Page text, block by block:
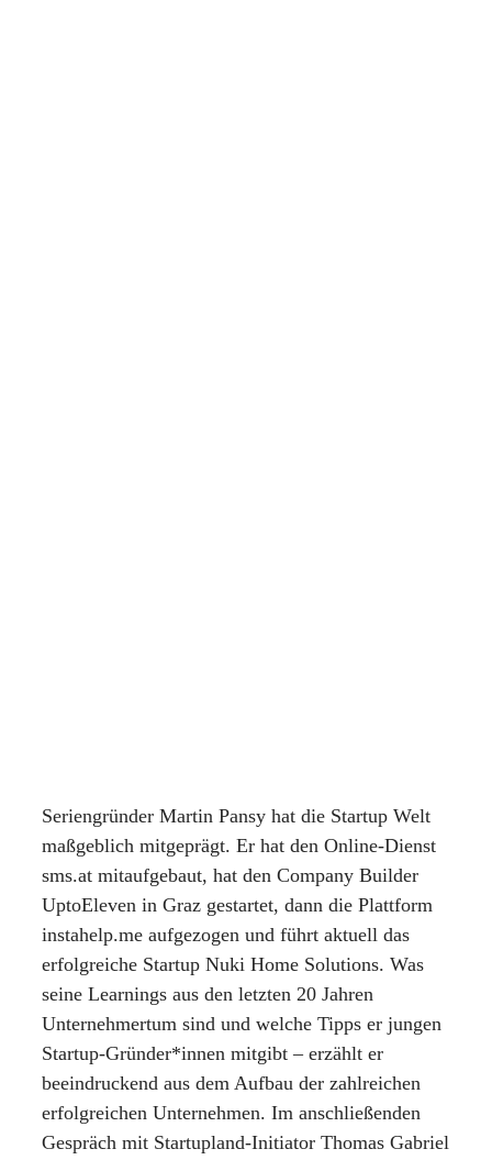
Seriengründer Martin Pansy hat die Startup Welt
maßgeblich mitgeprägt. Er hat den Online-Dienst
sms.at mitaufgebaut, hat den Company Builder
UptoEleven in Graz gestartet, dann die Plattform
instahelp.me aufgezogen und führt aktuell das
erfolgreiche Startup Nuki Home Solutions. Was
seine Learnings aus den letzten 20 Jahren
Unternehmertum sind und welche Tipps er jungen
Startup-Gründer*innen mitgibt – erzählt er
beeindruckend aus dem Aufbau der zahlreichen
erfolgreichen Unternehmen. Im anschließenden
Gespräch mit Startupland-Initiator Thomas Gabriel